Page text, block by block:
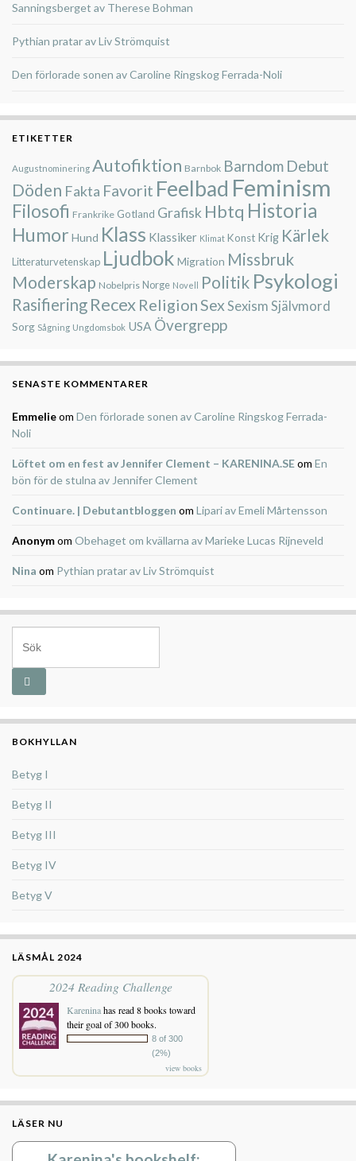
Sanningsberget av Therese Bohman
Pythian pratar av Liv Strömquist
Den förlorade sonen av Caroline Ringskog Ferrada-Noli
ETIKETTER
Augustnominering Autofiktion Barnbok Barndom Debut
Döden Fakta Favorit Feelbad Feminism
Filosofi Frankrike Gotland Grafisk Hbtq Historia
Humor Hund Klass Klassiker Klimat Konst Krig Kärlek
Litteraturvetenskap Ljudbok Migration Missbruk
Moderskap Nobelpris Norge Novell Politik Psykologi
Rasifiering Recex ReligionSex Sexism Självmord
Sorg Sågning Ungdomsbok USA Övergrepp
SENASTE KOMMENTARER
Emmelieom Den förlorade sonen av Caroline Ringskog Ferrada-
Noli
Löftet om en fest av Jennifer Clement – KARENINA.SEom En
bön för de stulna av Jennifer Clement
Continuare. | Debutantbloggen om Lipari av Emeli Mårtensson
Anonymom Obehaget om kvällarna av Marieke Lucas Rijneveld
Nina om Pythian pratar av Liv Strömquist
BOKHYLLAN
Betyg I
Betyg II
Betyg III
Betyg IV
Betyg V
LÄSMÅL 2024
2024 Reading Challenge
Kareninahas read 8 books toward
their goal of 300 books.
8 of 300
(2%)
view books
LÄSER NU